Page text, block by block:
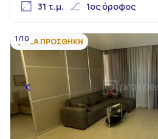
31 τ.μ.
1ος όροφος
ΝΕΑ ΠΡΟΣΘΗΚΗ
1/10